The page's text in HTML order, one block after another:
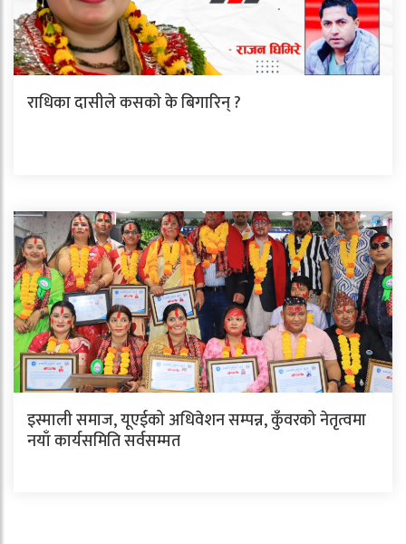
राधिका दासीले कसकाे के बिगारिन् ?
इस्माली समाज, यूएईको अधिवेशन सम्पन्न, कुँवरको नेतृत्वमा
नयाँ कार्यसमिति सर्वसम्मत